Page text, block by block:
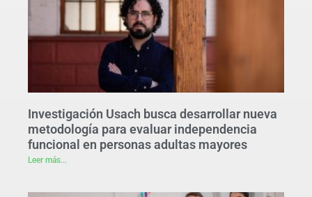
Investigación Usach busca desarrollar nueva
metodología para evaluar independencia
funcional en personas adultas mayores
Leer más...